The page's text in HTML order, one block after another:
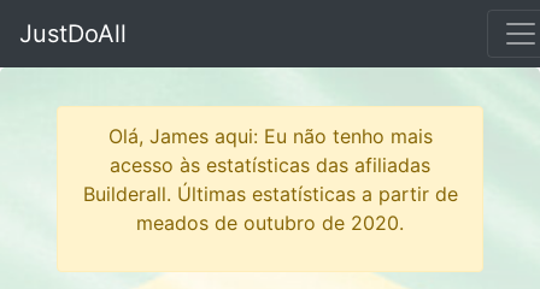
JustDoAll
Olá, James aqui: Eu não tenho mais
acesso às estatísticas das afiliadas
Builderall. Últimas estatísticas a partir de
meados de outubro de 2020.